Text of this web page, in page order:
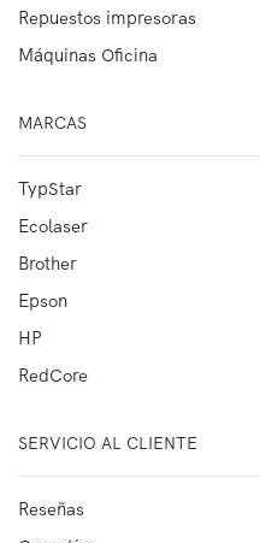
Repuestos impresoras
Máquinas Oficina
MARCAS
TypStar
Ecolaser
Brother
Epson
HP
RedCore
SERVICIO AL CLIENTE
Reseñas